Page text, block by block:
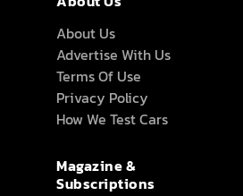
About Us
Advertise With Us
Terms Of Use
Privacy Policy
How We Test Cars
Magazine &
Subscriptions